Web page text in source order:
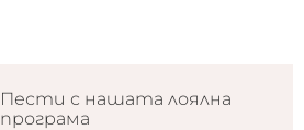
Пести с нашата лоялна
програма